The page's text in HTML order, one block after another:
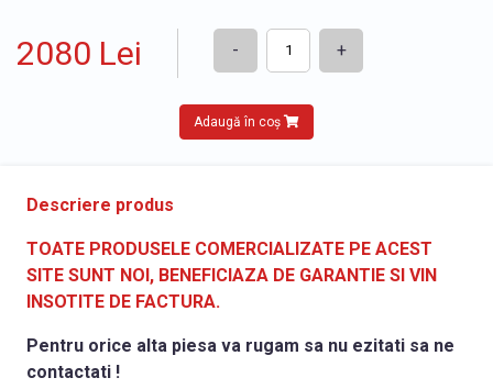
2080 Lei - +
Adaugă în coș
Descriere produs
TOATE PRODUSELE COMERCIALIZATE PE ACEST
SITE SUNT NOI, BENEFICIAZA DE GARANTIE SI VIN
INSOTITE DE FACTURA.
Pentru orice alta piesa va rugam sa nu ezitati sa ne
contactati !